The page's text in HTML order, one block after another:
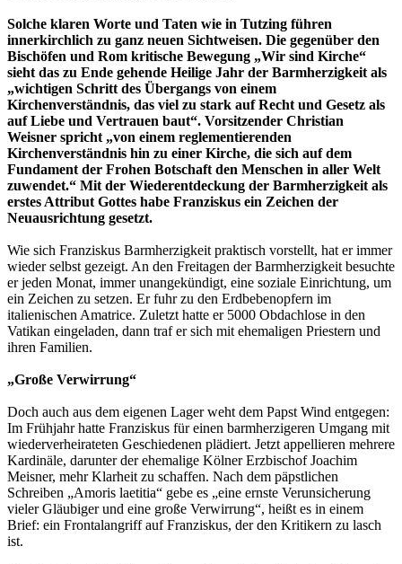
Solche klaren Worte und Taten wie in Tutzing führen
innerkirchlich zu ganz neuen Sichtweisen. Die gegenüber den
Bischöfen und Rom kritische Bewegung „Wir sind Kirche“
sieht das zu Ende gehende Heilige Jahr der Barmherzigkeit als
„wichtigen Schritt des Übergangs von einem
Kirchenverständnis, das viel zu stark auf Recht und Gesetz als
auf Liebe und Vertrauen baut“. Vorsitzender Christian
Weisner spricht „von einem reglementierenden
Kirchenverständnis hin zu einer Kirche, die sich auf dem
Fundament der Frohen Botschaft den Menschen in aller Welt
zuwendet.“ Mit der Wiederentdeckung der Barmherzigkeit als
erstes Attribut Gottes habe Franziskus ein Zeichen der
Neuausrichtung gesetzt.
Wie sich Franziskus Barmherzigkeit praktisch vorstellt, hat er immer
wieder selbst gezeigt. An den Freitagen der Barmherzigkeit besuchte
er jeden Monat, immer unangekündigt, eine soziale Einrichtung, um
ein Zeichen zu setzen. Er fuhr zu den Erdbebenopfern im
italienischen Amatrice. Zuletzt hatte er 5000 Obdachlose in den
Vatikan eingeladen, dann traf er sich mit ehemaligen Priestern und
ihren Familien.
„Große Verwirrung“
Doch auch aus dem eigenen Lager weht dem Papst Wind entgegen:
Im Frühjahr hatte Franziskus für einen barmherzigeren Umgang mit
wiederverheirateten Geschiedenen plädiert. Jetzt appellieren mehrere
Kardinäle, darunter der ehemalige Kölner Erzbischof Joachim
Meisner, mehr Klarheit zu schaffen. Nach dem päpstlichen
Schreiben „Amoris laetitia“ gebe es „eine ernste Verunsicherung
vieler Gläubiger und eine große Verwirrung“, heißt es in einem
Brief: ein Frontalangriff auf Franziskus, der den Kritikern zu lasch
ist.